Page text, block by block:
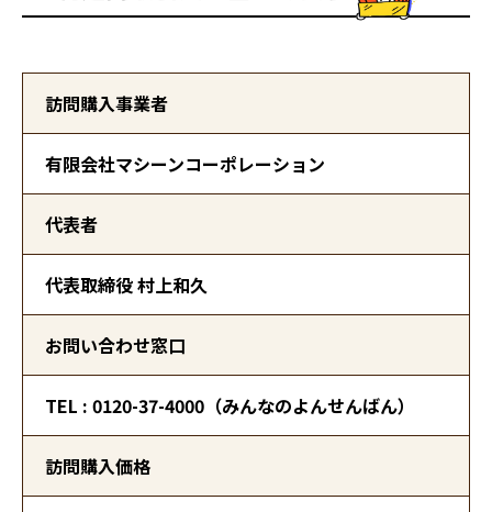
訪問購入事業者
有限会社マシーンコーポレーション
代表者
代表取締役 村上和久
お問い合わせ窓口
TEL : 0120-37-4000（みんなのよんせんばん）
訪問購入価格